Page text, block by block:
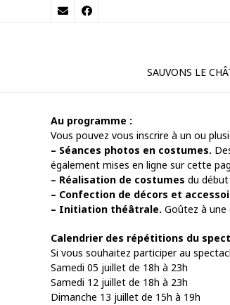
SAUVONS LE
Au programme :
Vous pouvez vous inscrire à un ou
– Séances photos en costumes.
également mises en ligne sur cette
– Réalisation de costumes du début
– Confection de décors et
– Initiation théâtrale. Goûtez à une
Calendrier des répétitions du
Si vous souhaitez participer au
Samedi 05 juillet de 18h à 23h
Samedi 12 juillet de 18h à 23h
Dimanche 13 juillet de 15h à 19h